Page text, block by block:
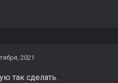
2021
так сделать.